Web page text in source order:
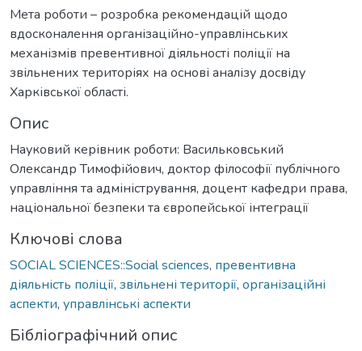
Мета роботи – розробка рекомендацій щодо
вдосконалення організаційно-управлінських
механізмів превентивної діяльності поліції на
звільнених територіях на основі аналізу досвіду
Харківської області.
Опис
Науковий керівник роботи: Васильковський
Олександр Тимофійович, доктор філософії публічного
управління та адміністрування, доцент кафедри права,
національної безпеки та європейської інтеграції
Ключові слова
SOCIAL SCIENCES::Social sciences, превентивна
діяльність поліції, звільнені території, організаційні
аспекти, управлінські аспекти
Бібліографічний опис